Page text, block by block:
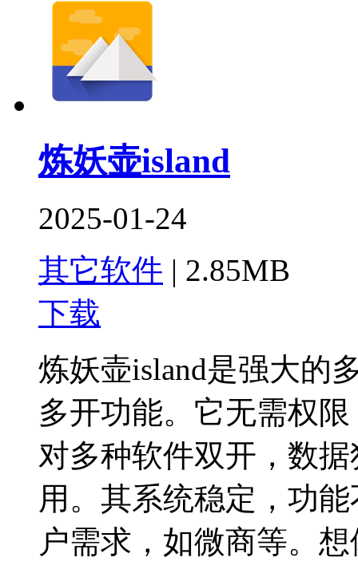
炼妖壶island
2025-01-24
其它软件 | 2.85MB
下载
炼妖壶island是强大的
多开功能。它无需权
对多种软件双开，数
用。其系统稳定，功
户需求，如微商等。